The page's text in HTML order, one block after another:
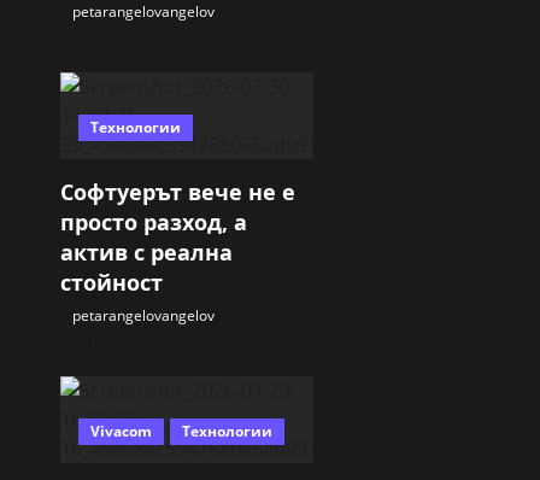
petarangelovangelov
Технологии
Софтуерът вече не е
просто разход, а
актив с реална
стойност
petarangelovangelov
Vivacom Технологии